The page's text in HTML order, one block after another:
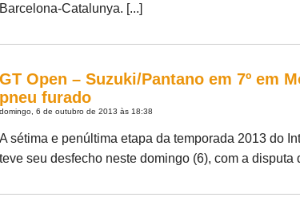
Barcelona-Catalunya. [...]
GT Open – Suzuki/Pantano em 7º em
pneu furado
domingo, 6 de outubro de 2013 às 18:38
A sétima e penúltima etapa da temporada 2013 do
teve seu desfecho neste domingo (6), com a disputa